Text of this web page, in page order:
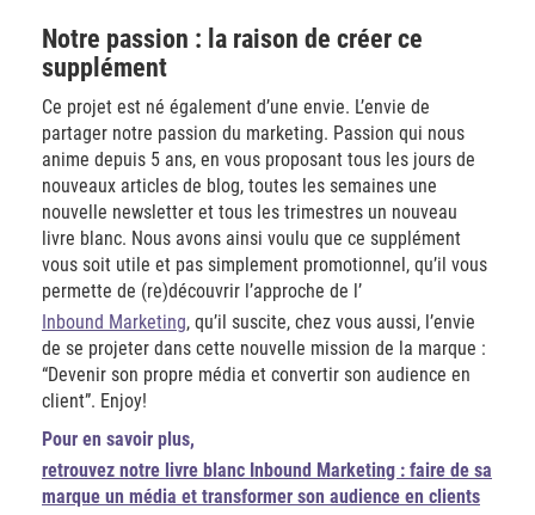
Notre passion : la raison de créer ce
supplément
Ce projet est né également d’une envie. L’envie de
partager notre passion du marketing. Passion qui nous
anime depuis 5 ans, en vous proposant tous les jours de
nouveaux articles de blog, toutes les semaines une
nouvelle newsletter et tous les trimestres un nouveau
livre blanc. Nous avons ainsi voulu que ce supplément
vous soit utile et pas simplement promotionnel, qu’il vous
permette de (re)découvrir l’approche de l’
Inbound Marketing, qu’il suscite, chez vous aussi, l’envie
de se projeter dans cette nouvelle mission de la marque :
“Devenir son propre média et convertir son audience en
client”. Enjoy!
Pour en savoir plus,
retrouvez notre livre blanc Inbound Marketing : faire de sa
marque un média et transformer son audience en clients